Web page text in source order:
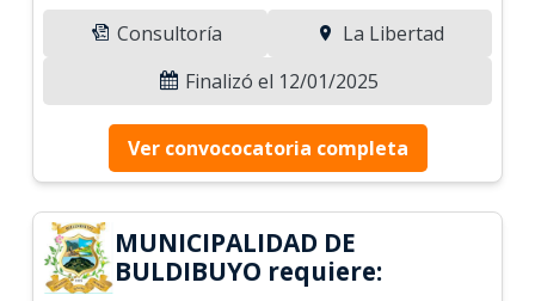
Consultoría
La Libertad
Finalizó el 12/01/2025
Ver convococatoria completa
MUNICIPALIDAD DE
BULDIBUYO requiere: